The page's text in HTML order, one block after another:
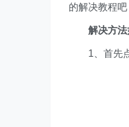
的解决教程吧
解决方法
1、首先点